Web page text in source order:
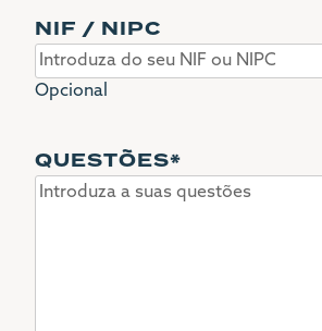
NIF / NIPC
Opcional
QUESTÕES*